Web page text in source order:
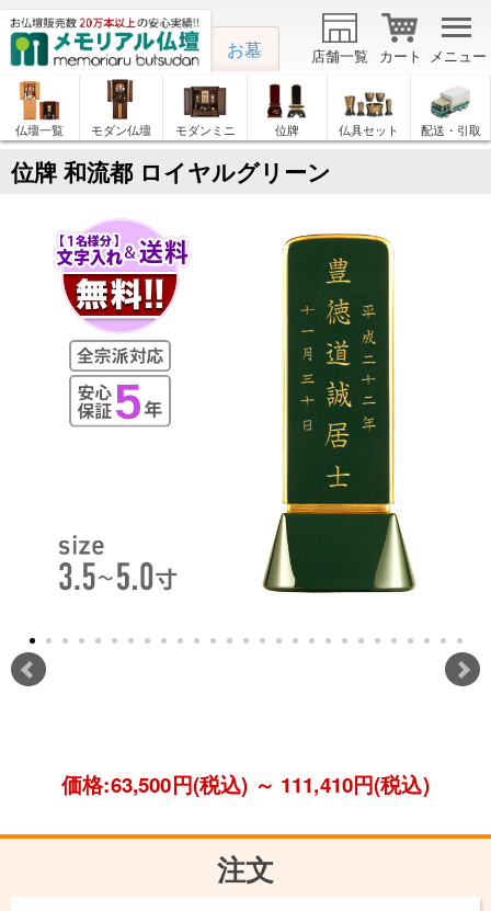
お墓 メニュー
カート
店舗一覧
仏壇一覧 モダン仏壇 モダンミニ 位牌 仏具セット 配送・引取
位牌 和流都 ロイヤルグリーン
価格:63,500円(税込) ～ 111,410円(税込)
注文